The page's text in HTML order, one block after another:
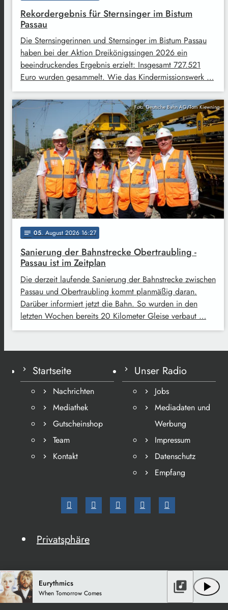
Rekordergebnis für Sternsinger im Bistum
Passau
Die Sternsingerinnen und Sternsinger im Bistum Passau
haben bei der Aktion Dreikönigssingen 2026 ein
beeindruckendes Ergebnis erzielt: Insgesamt 727.521
Euro wurden gesammelt. Wie das Kindermissionswerk …
Foto: Deutsche Bahn AG/Tom Kiewning
notes 05. August 2026 16:27
Sanierung der Bahnstrecke Obertraubling -
Passau ist im Zeitplan
Die derzeit laufende Sanierung der Bahnstrecke zwischen
Passau und Obertraubling kommt planmäßig daran.
Darüber informiert jetzt die Bahn. So wurden in den
letzten Wochen bereits 20 Kilometer Gleise verbaut …
Startseite
Nachrichten
Mediathek
Gutscheinshop
Team
Kontakt
Unser Radio
Jobs
Mediadaten und
Werbung
Impressum
Datenschutz
Empfang
Privatsphäre
Eurythmics
When Tomorrow Comes play_arrow
library_music